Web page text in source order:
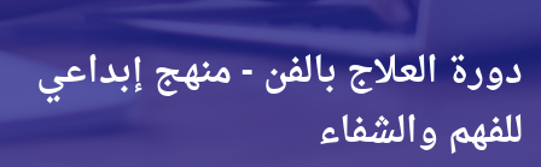
دورة العلاج بالفن - منهج إبداعي
للفهم والشفاء